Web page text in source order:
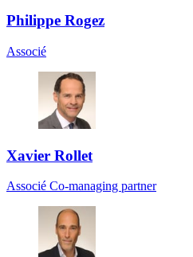
Philippe Rogez
Associé
Xavier Rollet
Associé Co-managing partner